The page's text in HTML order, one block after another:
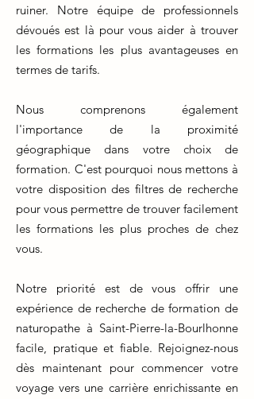
ruiner. Notre équipe de professionnels
dévoués est là pour vous aider à trouver
les formations les plus avantageuses en
termes de tarifs.
Nous comprenons également
l'importance de la proximité
géographique dans votre choix de
formation. C'est pourquoi nous mettons à
votre disposition des filtres de recherche
pour vous permettre de trouver facilement
les formations les plus proches de chez
vous.
Notre priorité est de vous offrir une
expérience de recherche de formation de
naturopathe à Saint-Pierre-la-Bourlhonne
facile, pratique et fiable. Rejoignez-nous
dès maintenant pour commencer votre
voyage vers une carrière enrichissante en